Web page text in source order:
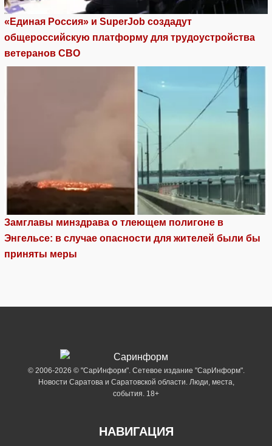
«Единая Россия» и SuperJob создадут
общероссийскую платформу для трудоустройства
ветеранов СВО
Замглавы минздрава о тлеющем полигоне в
Энгельсе: в случае опасности для жителей были бы
приняты меры
© 2006-2026 © "СарИнформ". Сетевое издание "СарИнформ".
Новости Саратова и Саратовской области. Люди, места,
события. 18+
НАВИГАЦИЯ